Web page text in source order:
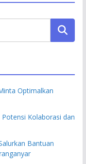
Optimalkan
Kolaborasi dan
Bantuan